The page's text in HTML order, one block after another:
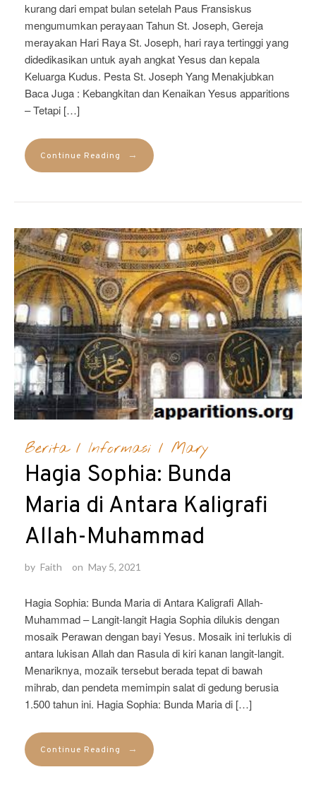
kurang dari empat bulan setelah Paus Fransiskus
mengumumkan perayaan Tahun St. Joseph, Gereja
merayakan Hari Raya St. Joseph, hari raya tertinggi yang
didedikasikan untuk ayah angkat Yesus dan kepala
Keluarga Kudus. Pesta St. Joseph Yang Menakjubkan
Baca Juga : Kebangkitan dan Kenaikan Yesus apparitions
– Tetapi […]
Continue Reading →
Berita/ Informasi / Mary
Hagia Sophia: Bunda
Maria di Antara Kaligrafi
Allah-Muhammad
by Faith on May 5, 2021
Hagia Sophia: Bunda Maria di Antara Kaligrafi Allah-
Muhammad – Langit-langit Hagia Sophia dilukis dengan
mosaik Perawan dengan bayi Yesus. Mosaik ini terlukis di
antara lukisan Allah dan Rasula di kiri kanan langit-langit.
Menariknya, mozaik tersebut berada tepat di bawah
mihrab, dan pendeta memimpin salat di gedung berusia
1.500 tahun ini. Hagia Sophia: Bunda Maria di […]
Continue Reading →